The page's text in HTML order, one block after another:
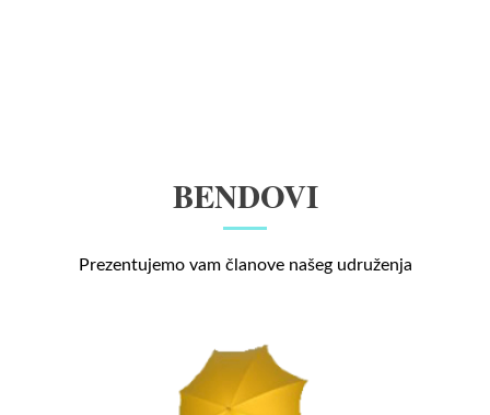
BENDOVI
Prezentujemo vam članove našeg udruženja